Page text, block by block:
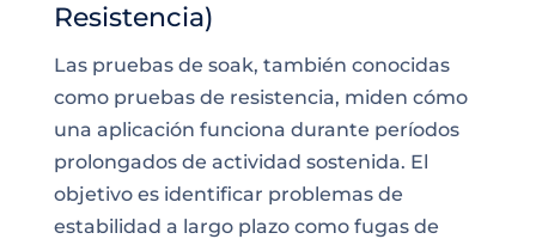
Resistencia)
Las pruebas de soak, también conocidas
como pruebas de resistencia, miden cómo
una aplicación funciona durante períodos
prolongados de actividad sostenida. El
objetivo es identificar problemas de
estabilidad a largo plazo como fugas de